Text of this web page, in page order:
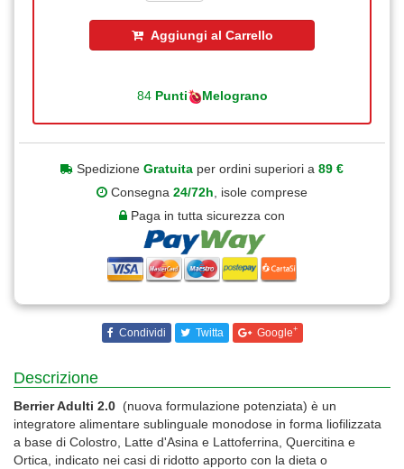
Aggiungi al Carrello
84 Punti Melograno
Spedizione Gratuita per ordini superiori a 89 €
Consegna 24/72h , isole comprese
Paga in tutta sicurezza con
Condividi Twitta Google+
Descrizione
Berrier Adulti 2.0 (nuova formulazione potenziata) è un
integratore alimentare sublinguale monodose in forma liofilizzata
a base di Colostro, Latte d'Asina e Lattoferrina, Quercitina e
Ortica, indicato nei casi di ridotto apporto con la dieta o